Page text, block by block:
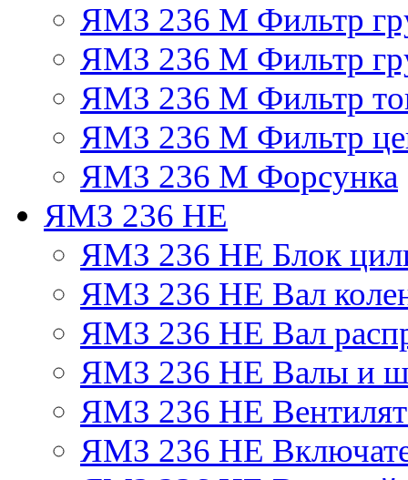
ЯМЗ 236 М Фильтр
ЯМЗ 236 М Фильтр
ЯМЗ 236 М Фильтр
ЯМЗ 236 М Фильтр
ЯМЗ 236 М Форсунка
ЯМЗ 236 НЕ
ЯМЗ 236 НЕ Блок
ЯМЗ 236 НЕ Вал
ЯМЗ 236 НЕ Вал
ЯМЗ 236 НЕ Валы и
ЯМЗ 236 НЕ
ЯМЗ 236 НЕ